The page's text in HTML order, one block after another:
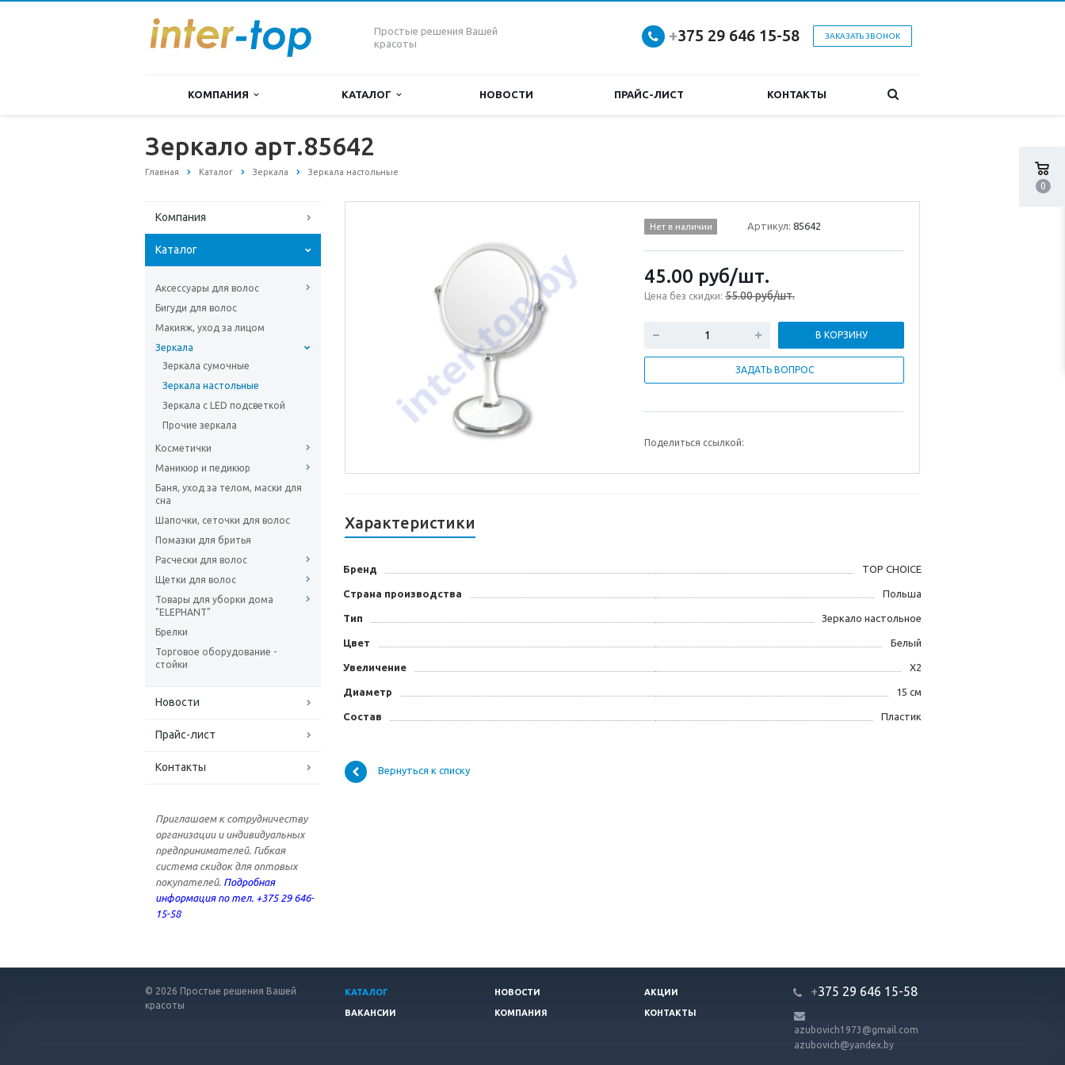
0
Простые решения Вашей
красоты
ЗАКАЗАТЬ ЗВОНОК
+375 29 646 15-58
КОМПАНИЯ КАТАЛОГ НОВОСТИ ПРАЙС-ЛИСТ КОНТАКТЫ
Зеркало арт.85642
Главная Каталог Зеркала Зеркала настольные
Компания
Каталог
Аксессуары для волос
Бигуди для волос
Макияж, уход за лицом
Зеркала
Зеркала сумочные
Зеркала настольные
Зеркала с LED подсветкой
Прочие зеркала
Косметички
Маникюр и педикюр
Баня, уход за телом, маски для
сна
Шапочки, сеточки для волос
Помазки для бритья
Расчески для волос
Щетки для волос
Товары для уборки дома
"ELEPHANT"
Брелки
Торговое оборудование -
стойки
Новости
Прайс-лист
Контакты
Приглашаем к сотрудничеству
организации и индивидуальных
предпринимателей. Гибкая
система скидок для оптовых
покупателей. Подробная
информация по тел. +375 29 646-
15-58
Нет в наличии Артикул:85642
45.00 руб/шт.
Цена без скидки: 55.00 руб/шт.
В КОРЗИНУ
ЗАДАТЬ ВОПРОС
Поделиться ссылкой:
Характеристики
Бренд TOP CHOICE
Страна производства Польша
Тип Зеркало настольное
Цвет Белый
Увеличение Х2
Диаметр 15 см
Состав Пластик
Вернуться к списку
© 2026 Простые решения Вашей
красоты
КАТАЛОГ НОВОСТИ АКЦИИ
ВАКАНСИИ КОМПАНИЯ КОНТАКТЫ
+375 29 646 15-58
azubovich1973@gmail.com
azubovich@yandex.by